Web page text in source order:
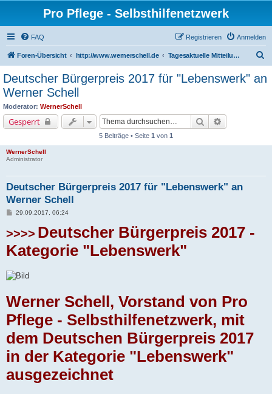
Pro Pflege - Selbsthilfenetzwerk
FAQ Anmelden
Registrieren
Foren-Übersicht http://www.wernerschell.de Tagesaktuelle Mitteilungen
c
Deutscher Bürgerpreis 2017 für "Lebenswerk" an
Werner Schell
Moderator: WernerSchell
Gesperrt Suche
5 Beiträge • Seite 1 von 1
WernerSchell
Administrator
Deutscher Bürgerpreis 2017 für "Lebenswerk" an
Werner Schell
B
t
a
g
29.09.2017, 06:24
>>>> Deutscher Bürgerpreis 2017 -
Kategorie "Lebenswerk"
Werner Schell, Vorstand von Pro
Pflege - Selbsthilfenetzwerk, mit
dem Deutschen Bürgerpreis 2017
in der Kategorie "Lebenswerk"
ausgezeichnet